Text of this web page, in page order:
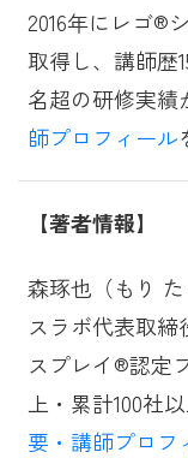
2016年にレゴ®
取得し、講師歴
名超の研修実績
師プロフィール
【著者情報】
森琢也（もり
スラボ代表取
スプレイ®認定
上・累計100社
要・講師プロフ